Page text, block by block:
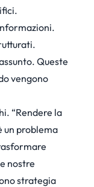
Queste
vengono
“Rendere la
un problema
nostre
strategia